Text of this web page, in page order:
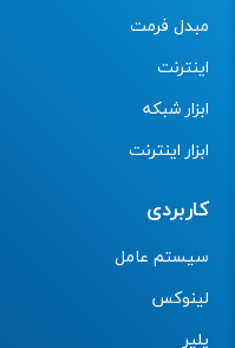
مبدل فرمت
اینترنت
ابزار شبکه
ابزار اینترنت
کاربردی
سیستم عامل
لینوکس
پلیر